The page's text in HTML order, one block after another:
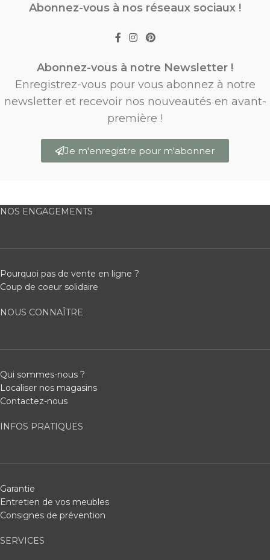
Abonnez-vous à nos réseaux sociaux !
Abonnez-vous à notre Newsletter !
Enregistrez-vous pour vous abonnez à notre
newsletter et recevoir nos nouveautés en avant-
première !
Je m'enregistre pour m'abonner
NOS ENGAGEMENTS
Pourquoi pas de vente en ligne ?
Coup de coeur solidaire
NOUS CONNAÎTRE
Qui sommes-nous ?
Localiser nos magasins
Contactez-nous
INFOS PRATIQUES
Garantie
Entretien de vos meubles
Consignes de prévention
SERVICES